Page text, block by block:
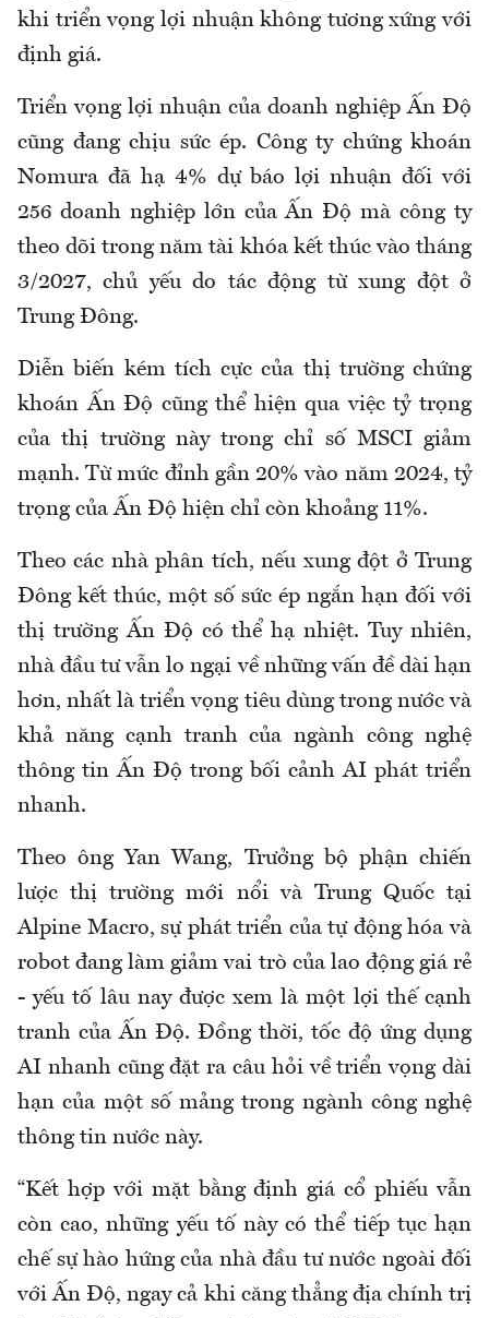
khi triển vọng lợi nhuận không tương xứng với
định giá.
Triển vọng lợi nhuận của doanh nghiệp Ấn Độ
cũng đang chịu sức ép. Công ty chứng khoán
Nomura đã hạ 4% dự báo lợi nhuận đối với
256 doanh nghiệp lớn của Ấn Độ mà công ty
theo dõi trong năm tài khóa kết thúc vào tháng
3/2027, chủ yếu do tác động từ xung đột ở
Trung Đông.
Diễn biến kém tích cực của thị trường chứng
khoán Ấn Độ cũng thể hiện qua việc tỷ trọng
của thị trường này trong chỉ số MSCI giảm
mạnh. Từ mức đỉnh gần 20% vào năm 2024, tỷ
trọng của Ấn Độ hiện chỉ còn khoảng 11%.
Theo các nhà phân tích, nếu xung đột ở Trung
Đông kết thúc, một số sức ép ngắn hạn đối với
thị trường Ấn Độ có thể hạ nhiệt. Tuy nhiên,
nhà đầu tư vẫn lo ngại về những vấn đề dài hạn
hơn, nhất là triển vọng tiêu dùng trong nước và
khả năng cạnh tranh của ngành công nghệ
thông tin Ấn Độ trong bối cảnh AI phát triển
nhanh.
Theo ông Yan Wang, Trưởng bộ phận chiến
lược thị trường mới nổi và Trung Quốc tại
Alpine Macro, sự phát triển của tự động hóa và
robot đang làm giảm vai trò của lao động giá rẻ
- yếu tố lâu nay được xem là một lợi thế cạnh
tranh của Ấn Độ. Đồng thời, tốc độ ứng dụng
AI nhanh cũng đặt ra câu hỏi về triển vọng dài
hạn của một số mảng trong ngành công nghệ
thông tin nước này.
“Kết hợp với mặt bằng định giá cổ phiếu vẫn
còn cao, những yếu tố này có thể tiếp tục hạn
chế sự hào hứng của nhà đầu tư nước ngoài đối
với Ấn Độ, ngay cả khi căng thẳng địa chính trị